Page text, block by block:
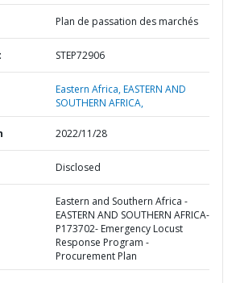
Plan de passation des marchés
STEP72906
Eastern Africa,EASTERN AND
SOUTHERN AFRICA,
2022/11/28
Disclosed
Eastern and Southern Africa -
EASTERN AND SOUTHERN AFRICA-
P173702- Emergency Locust
Response Program -
Procurement Plan